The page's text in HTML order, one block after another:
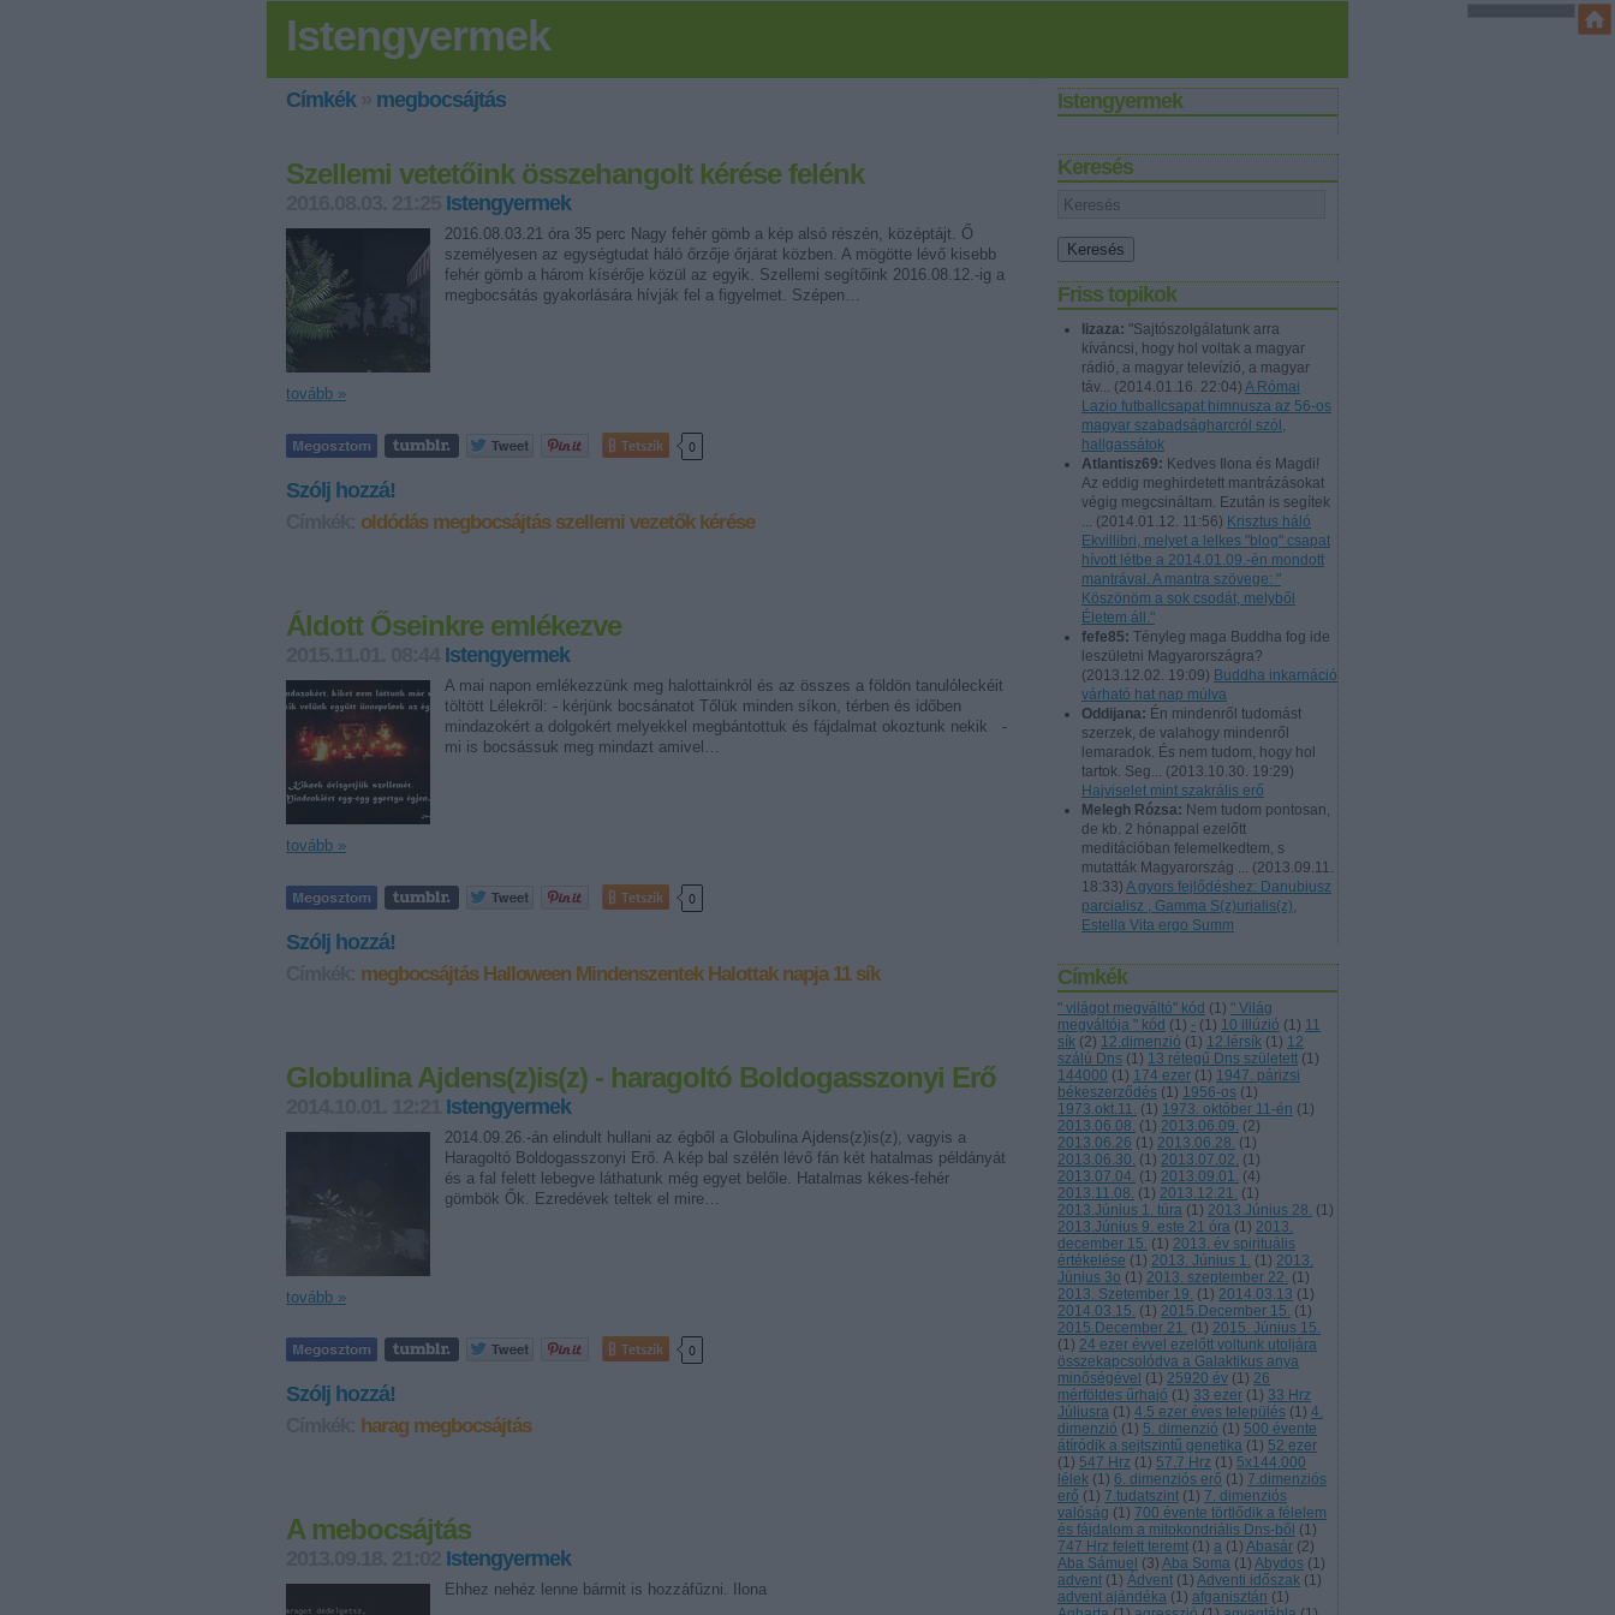
Istengyermek
Istengyermek
Keresés
Friss topikok
lizaza: "Sajtószolgálatunk arra
kíváncsi, hogy hol voltak a magyar
rádió, a magyar televízió, a magyar
táv... (2014.01.16. 22:04) A Római
Lazio futballcsapat himnusza az 56-os
magyar szabadságharcról szól,
hallgassátok
Atlantisz69: Kedves Ilona és Magdi!
Az eddig meghirdetett mantrázásokat
végig megcsináltam. Ezután is segítek
... (2014.01.12. 11:56) Krisztus háló
Ekvillibri, melyet a lelkes "blog" csapat
hívott létbe a 2014.01.09.-én mondott
mantrával. A mantra szövege: "
Köszönöm a sok csodát, melyből
Életem áll."
fefe85: Tényleg maga Buddha fog ide
leszületni Magyarországra?
(2013.12.02. 19:09) Buddha inkarnáció
várható hat nap múlva
Oddijana: Én mindenről tudomást
szerzek, de valahogy mindenről
lemaradok. És nem tudom, hogy hol
tartok. Seg... (2013.10.30. 19:29)
Hajviselet mint szakrális erő
Melegh Rózsa: Nem tudom pontosan,
de kb. 2 hónappal ezelőtt
meditációban felemelkedtem, s
mutatták Magyarország ... (2013.09.11.
18:33) A gyors fejlődéshez: Danubiusz
parcialisz , Gamma S(z)urialis(z),
Estella Vita ergo Summ
Címkék
" világot megváltó" kód (1) " Világ
megváltója " kód (1) - (1) 10 illúzió (1) 11
sík (2) 12.dimenzió (1) 12.lérsík (1) 12
szálú Dns (1) 13 rétegű Dns született (1)
144000 (1) 174 ezer (1) 1947. párizsi
békeszerződés (1) 1956-os (1)
1973.okt.11. (1) 1973. október 11-én (1)
2013.06.08. (1) 2013.06.09. (2)
2013.06.26 (1) 2013.06.28. (1)
2013.06.30. (1) 2013.07.02. (1)
2013.07.04. (1) 2013.09.01. (4)
2013.11.08. (1) 2013.12.21. (1)
2013.Június 1. túra (1) 2013.Június 28. (1)
2013.Június 9. este 21 óra (1) 2013.
december 15. (1) 2013. év spirituális
értékelése (1) 2013. Június 1. (1) 2013.
Június 3o (1) 2013. szeptember 22. (1)
2013. Szetember 19. (1) 2014.03.13 (1)
2014.03.15. (1) 2015.December 15. (1)
2015.December 21. (1) 2015. Június 15.
(1) 24 ezer évvel ezelőtt voltunk utoljára
összekapcsolódva a Galaktikus anya
minőségével (1) 25920 év (1) 26
mérföldes űrhajó (1) 33 ezer (1) 33 Hrz
Júliusra (1) 4.5 ezer éves település (1) 4.
dimenzió (1) 5. dimenzió (1) 500 évente
átíródik a sejtszintű genetika (1) 52 ezer
(1) 547 Hrz (1) 57.7 Hrz (1) 5x144.000
lélek (1) 6. dimenziós erő (1) 7.dimenziós
erő (1) 7.tudatszint (1) 7. dimenziós
valóság (1) 700 évente törtlődik a félelem
és fájdalom a mitokondriális Dns-ből (1)
747 Hrz felett teremt (1) a (1) Abasár (2)
Aba Sámuel (3) Aba Soma (1) Abydos (1)
advent (1) Ádvent (1) Adventi időszak (1)
advent ajándéka (1) afganisztán (1)
Címkék» megbocsájtás
Szellemi vetetőink összehangolt kérése felénk
Istengyermek
2016.08.03.21 óra 35 perc Nagy fehér gömb a kép alsó részén, középtájt. Ő
személyesen az egységtudat háló őrzője őrjárat közben. A mögötte lévő kisebb
fehér gömb a három kísérője közül az egyik. Szellemi segítőink 2016.08.12.-ig a
megbocsátás gyakorlására hívják fel a figyelmet. Szépen…
tovább »
Tetszik 0
Szólj hozzá!
oldódás megbocsájtás szellemi vezetők kérése
Áldott Őseinkre emlékezve
Istengyermek
A mai napon emlékezzünk meg halottainkról és az összes a földön tanulóleckéit
töltött Lélekről: - kérjünk bocsánatot Tőlük minden síkon, térben és időben
mindazokért a dolgokért melyekkel megbántottuk és fájdalmat okoztunk nekik -
mi is bocsássuk meg mindazt amivel…
tovább »
Tetszik 0
Szólj hozzá!
megbocsájtás Halloween Mindenszentek Halottak napja 11 sík
Globulina Ajdens(z)is(z) - haragoltó Boldogasszonyi Erő
Istengyermek
2014.09.26.-án elindult hullani az égből a Globulina Ajdens(z)is(z), vagyis a
Haragoltó Boldogasszonyi Erő. A kép bal szélén lévő fán két hatalmas példányát
és a fal felett lebegve láthatunk még egyet belőle. Hatalmas kékes-fehér
gömbök Ők. Ezredévek teltek el mire…
tovább »
Tetszik 0
Szólj hozzá!
harag megbocsájtás
A mebocsájtás
Istengyermek
Ehhez nehéz lenne bármit is hozzáfűzni. Ilona